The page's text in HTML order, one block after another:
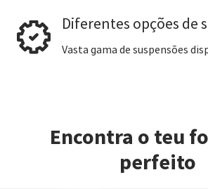
Diferentes opções de
Vasta gama de suspensões
Encontra o teu
perfeito